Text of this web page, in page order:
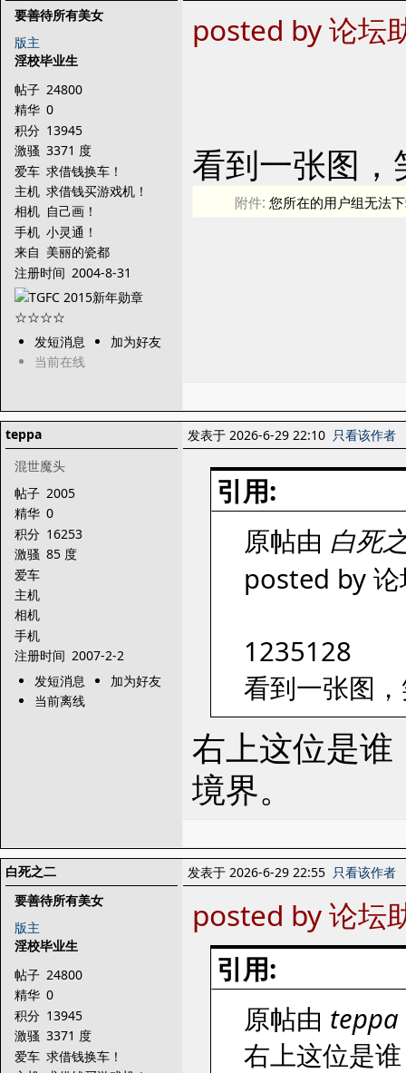
要善待所有美女
版主
淫校毕业生
帖子 24800
精华 0
积分 13945
激骚 3371 度
爱车 求借钱换车！
主机 求借钱买游戏机！
相机 自己画！
手机 小灵通！
来自 美丽的瓷都
注册时间 2004-8-31
发短消息
加为好友
当前在线
posted by 论坛
看到一张图，
附件:您所在的用户组无法
teppa
混世魔头
帖子 2005
精华 0
积分 16253
激骚 85 度
爱车
主机
相机
手机
注册时间 2007-2-2
发短消息
加为好友
当前离线
发表于 2026-6-29 22:10 只看该作者
引用:
原帖由 白死
posted by
1235128
看到一张图
右上这位是
境界。
白死之二
要善待所有美女
版主
淫校毕业生
帖子 24800
精华 0
积分 13945
激骚 3371 度
爱车 求借钱换车！
发表于 2026-6-29 22:55 只看该作者
posted by 论坛
引用:
原帖由 teppa
右上这位是